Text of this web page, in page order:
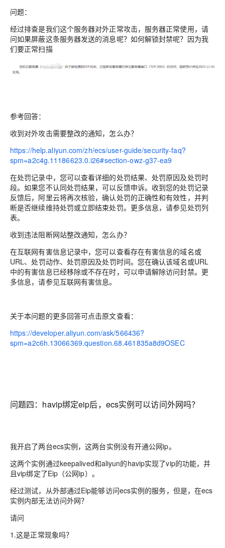
问题：
经过排查是我们这个服务器对外正常攻击，服务器正常使用，请
问如果屏蔽这条服务器发送的消息呢？如何解锁封禁呢？因为我
们要正常扫描
参考回答：
收到对外攻击需要整改的通知，怎么办？
https://help.aliyun.com/zh/ecs/user-guide/security-faq?
spm=a2c4g.11186623.0.i26#section-owz-g37-ea9
在处罚记录中，您可以查看详细的处罚结果、处罚原因及处罚时
段。如果您不认同处罚结果，可以反馈申诉。收到您的处罚记录
反馈后，阿里云将再次核验，确认处罚的正确性和有效性，并判
断是否继续维持处罚或立即结束处罚。更多信息，请参见处罚列
表。
收到违法阻断网站整改通知，怎么办？
在互联网有害信息记录中，您可以查看存在有害信息的域名或
URL、处罚动作、处罚原因及处罚时间。您在确认该域名或URL
中的有害信息已经移除或不存在时，可以申请解除访问封禁。更
多信息，请参见互联网有害信息。
关于本问题的更多回答可点击原文查看：
https://developer.aliyun.com/ask/566436?
spm=a2c6h.13066369.question.68.461835a8d9OSEC
问题四： havip绑定eip后，ecs实例可以访问外网吗？
我开启了两台ecs实例，这两台实例没有开通公网ip。
这两个实例通过keepalived和aliyun的havip实现了vip的功能，并
且vip绑定了Eip（公网ip）。
经过测试，从外部通过Eip能够访问ecs实例的服务，但是，在ecs
实例内部无法访问外网？
请问
1.这是正常现象吗？